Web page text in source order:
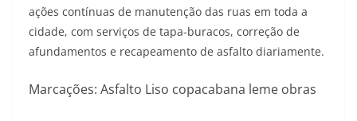
ações contínuas de manutenção das ruas em toda a
cidade, com serviços de tapa-buracos, correção de
afundamentos e recapeamento de asfalto diariamente.
Marcações: Asfalto Liso copacabana leme obras